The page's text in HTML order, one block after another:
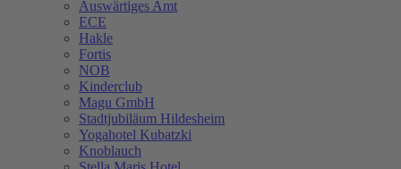
Auswärtiges Amt
ECE
Hakle
Fortis
NOB
Kinderclub
Magu GmbH
Stadtjubiläum Hildesheim
Yogahotel Kubatzki
Knoblauch